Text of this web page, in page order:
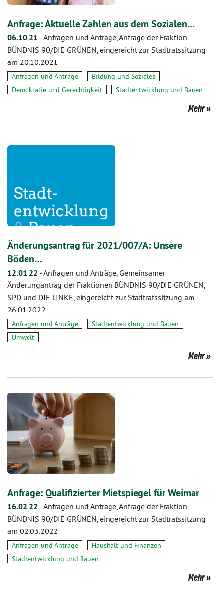
Anfrage: Aktuelle Zahlen aus dem Sozialen…
06.10.21 -Anfragen und Anträge, Anfrage der Fraktion
BÜNDNIS 90/DIE GRÜNEN, eingereicht zur Stadtratssitzung
am 20.10.2021
Anfragen und Anträge
Bildung und Soziales
Demokratie und Gerechtigkeit
Stadtentwicklung und Bauen
Mehr
Änderungsantrag für 2021/007/A: Unsere
Böden…
12.01.22 -Anfragen und Anträge, Gemeinsamer
Änderungantrag der Fraktionen BÜNDNIS 90/DIE GRÜNEN,
SPD und DIE LINKE, eingereicht zur Stadtratssitzung am
26.01.2022
Anfragen und Anträge
Stadtentwicklung und Bauen
Umwelt
Mehr
Anfrage: Qualifizierter Mietspiegel für Weimar
16.02.22 -Anfragen und Anträge, Anfrage der Fraktion
BÜNDNIS 90/DIE GRÜNEN, eingereicht zur Stadtratssitzung
am 02.03.2022
Anfragen und Anträge
Haushalt und Finanzen
Stadtentwicklung und Bauen
Mehr